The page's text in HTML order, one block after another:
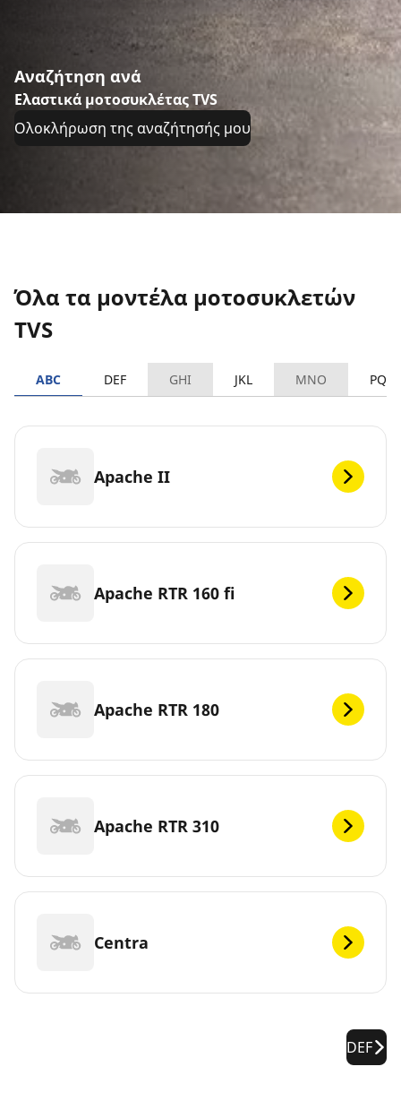
Αναζήτηση ανά
Ελαστικά μοτοσυκλέτας TVS
Ολοκλήρωση της αναζήτησής μου
Όλα τα μοντέλα μοτοσυκλετών
TVS
ABC DEF GHI JKL MNO PQRS
Apache II
Apache RTR 160 fi
Apache RTR 180
Apache RTR 310
Centra
DEF